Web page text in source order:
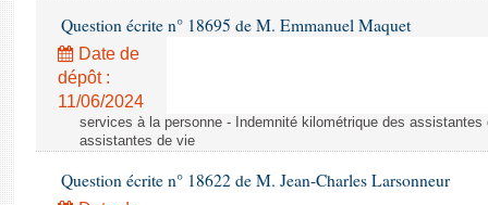
Question écrite n° 18695 de M. Emmanuel Maquet
Date de
dépôt :
11/06/2024
services à la personne - Indemnité kilométrique des
assistantes de vie
Question écrite n° 18622 de M. Jean-Charles Larsonneur